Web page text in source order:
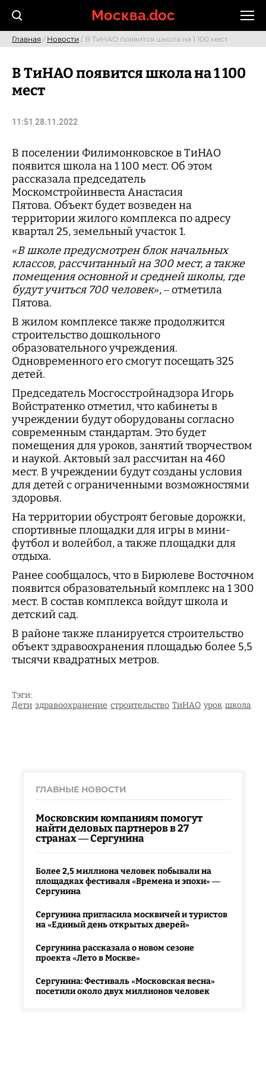
Москва.doc
Главная / Новости / В ТиНАО появится школа на 1 100 мест
В ТиНАО появится школа на 1 100
мест
11:51 28.11.2022
В поселении Филимонковское в ТиНАО
появится школа на 1 100 мест. Об этом
рассказала председатель
Москомстройинвеста Анастасия
Пятова. Объект будет возведен на
территории жилого комплекса по адресу
квартал 25, земельный участок 1.
«В школе предусмотрен блок начальных
классов, рассчитанный на 300 мест, а также
помещения основной и средней школы, где
будут учиться 700 человек», – отметила
Пятова.
В жилом комплексе также продолжится
строительство дошкольного
образовательного учреждения.
Одновременного его смогут посещать 325
детей.
Председатель Мосгосстройнадзора Игорь
Войстратенко отметил, что кабинеты в
учреждении будут оборудованы согласно
современным стандартам. Это будет
помещения для уроков, занятий творчеством
и наукой. Актовый зал рассчитан на 460
мест. В учреждении будут созданы условия
для детей с ограниченными возможностями
здоровья.
На территории обустроят беговые дорожки,
спортивные площадки для игры в мини-
футбол и волейбол, а также площадки для
отдыха.
Ранее сообщалось, что в Бирюлеве Восточном
появится образовательный комплекс на 1 300
мест. В состав комплекса войдут школа и
детский сад.
В районе также планируется строительство
объект здравоохранения площадью более 5,5
тысячи квадратных метров.
Тэги:
Дети здравоохранение строительство ТиНАО урок школа
ГЛАВНЫЕ НОВОСТИ
Московским компаниям помогут
найти деловых партнеров в 27
странах — Сергунина
Более 2,5 миллиона человек побывали на
площадках фестиваля «Времена и эпохи» —
Сергунина
Сергунина пригласила москвичей и туристов
на «Единый день открытых дверей»
Сергунина рассказала о новом сезоне
проекта «Лето в Москве»
Сергунина: Фестиваль «Московская весна»
посетили около двух миллионов человек